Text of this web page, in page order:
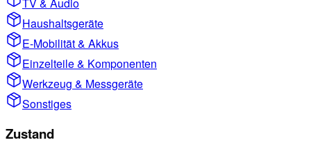
Haushaltsgeräte
E-Mobilität & Akkus
Einzelteile & Komponenten
Werkzeug & Messgeräte
Sonstiges
Zustand